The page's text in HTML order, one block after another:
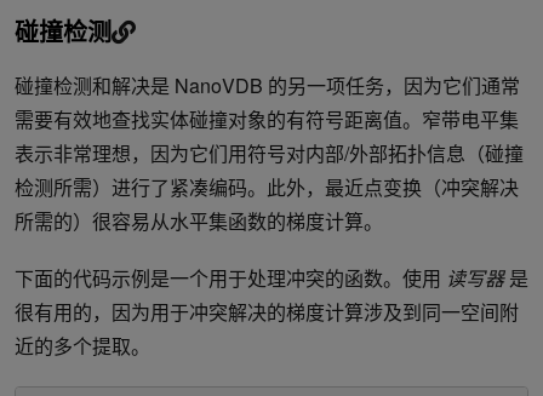
碰撞检测
碰撞检测和解决是 NanoVDB 的另一项任务，因为它们通常
需要有效地查找实体碰撞对象的有符号距离值。窄带电平集
表示非常理想，因为它们用符号对内部/外部拓扑信息（碰撞
检测所需）进行了紧凑编码。此外，最近点变换（冲突解决
所需的）很容易从水平集函数的梯度计算。
下面的代码示例是一个用于处理冲突的函数。使用 读写器是
很有用的，因为用于冲突解决的梯度计算涉及到同一空间附
近的多个提取。